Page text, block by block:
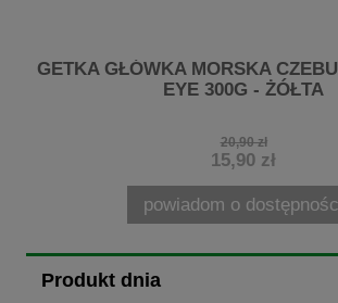
GETKA GŁÓWKA MORSKA
EYE 300G - ŻÓŁTA
20,90 zł
15,90 zł
powiadom o
Produkt dnia